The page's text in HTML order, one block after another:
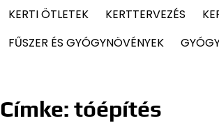
KERTI ÖTLETEK
KERTTERVEZÉS
FŰSZER ÉS GYÓGYNÖVÉNYEK
Címke: tóépítés